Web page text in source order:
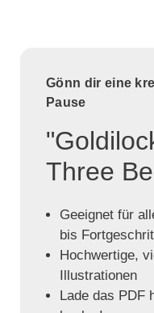
Gönn dir eine
Pause
Three
Geeignet für
bis
Hochwertige,
Illustrationen
Lade das PDF